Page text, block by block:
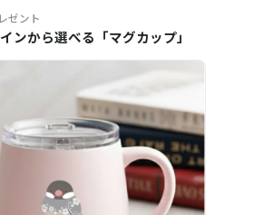
ゼント
ンから選べる「マグカップ」